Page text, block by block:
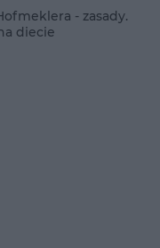
- zasady.
diecie